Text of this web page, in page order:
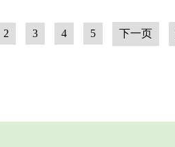
2 3 4 5 下一页